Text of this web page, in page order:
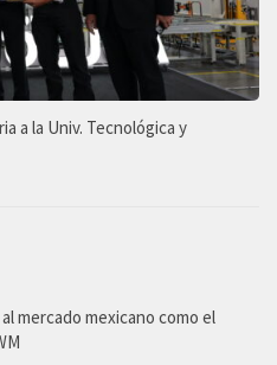
a la Univ. Tecnológica y
al mercado mexicano como el